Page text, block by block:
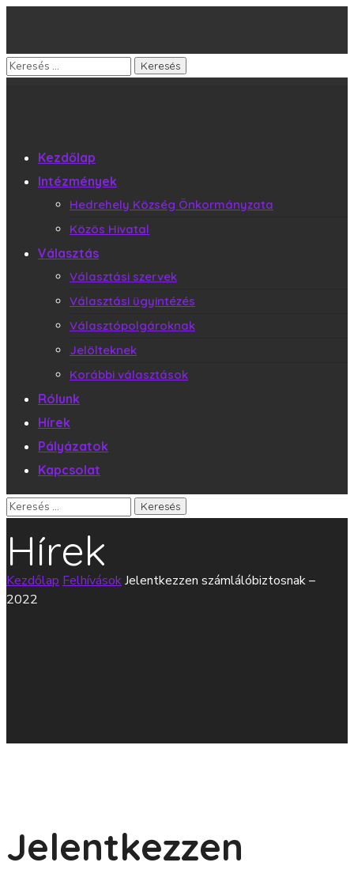
Kezdőlap
Intézmények
Hedrehely Község Önkormányzata
Közös Hivatal
Választás
Választási szervek
Választási ügyintézés
Választópolgároknak
Jelölteknek
Korábbi választások
Rólunk
Hírek
Pályázatok
Kapcsolat
Hírek
Kezdőlap FelhívásokJelentkezzen számlálóbiztosnak –
2022
Jelentkezzen